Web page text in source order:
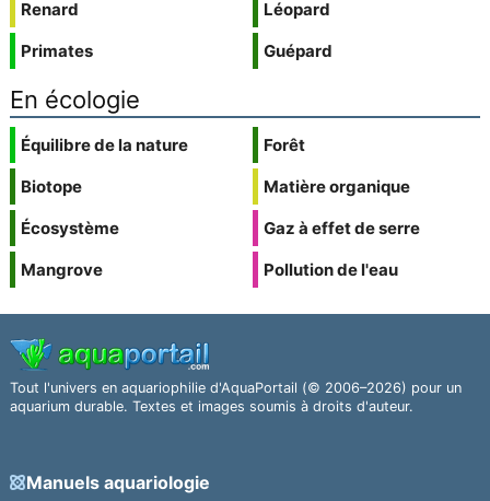
Renard
Primates
Léopard
Guépard
En écologie
Équilibre de la nature
Biotope
Écosystème
Mangrove
Forêt
Matière organique
Gaz à effet de serre
Pollution de l'eau
Tout l'univers en aquariophilie d'AquaPortail (© 2006–2026) pour un
aquarium durable. Textes et images soumis à droits d'auteur.
Manuels aquariologie